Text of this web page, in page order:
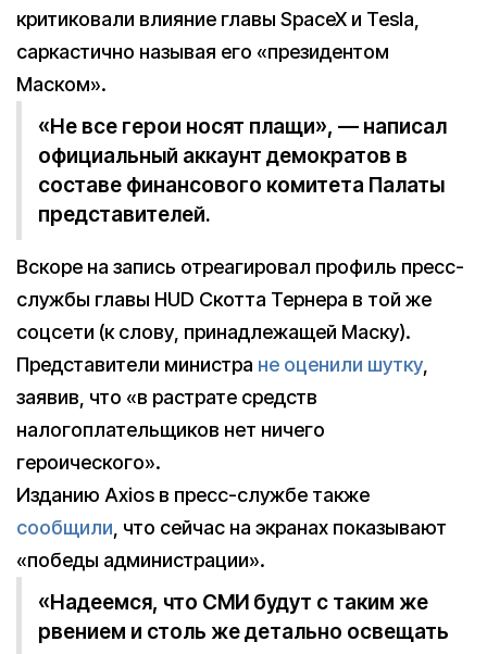
критиковали влияние главы SpaceX и Tesla,
саркастично называя его «президентом
Маском».
«Не все герои носят плащи», — написал
официальный аккаунт демократов в
составе финансового комитета Палаты
представителей.
Вскоре на запись отреагировал профиль пресс-
службы главы HUD Скотта Тернера в той же
соцсети (к слову, принадлежащей Маску).
Представители министра не оценили шутку,
заявив, что «в растрате средств
налогоплательщиков нет ничего
героического».
Изданию Axios в пресс-службе также
сообщили, что сейчас на экранах показывают
«победы администрации».
«Надеемся, что СМИ будут с таким же
рвением и столь же детально освещать